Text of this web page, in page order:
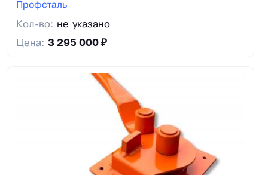
Профсталь
Кол-во: не указано
Цена: 3 295 000 ₽